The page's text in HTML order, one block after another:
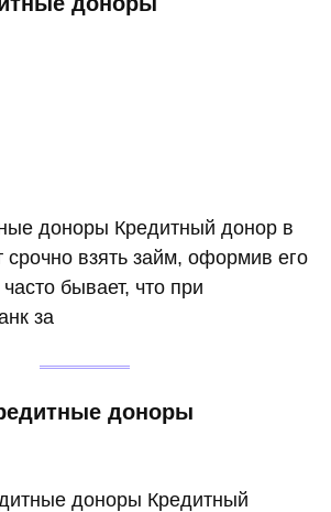
доноры Кредитный донор в
срочно взять займ, оформив его
бывает, что при
за
доноры
доноры Кредитный